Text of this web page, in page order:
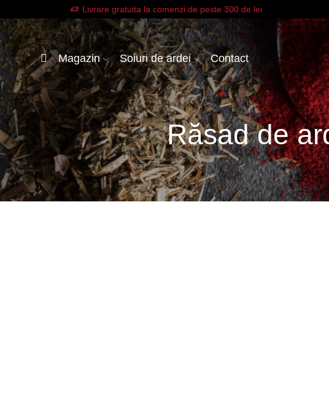
Livrare gratuita la comenzi de peste 300 de lei
Magazin Soiuri de ardei Contact
Răsad de